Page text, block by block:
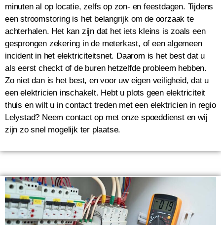
minuten al op locatie, zelfs op zon- en feestdagen. Tijdens
een stroomstoring is het belangrijk om de oorzaak te
achterhalen. Het kan zijn dat het iets kleins is zoals een
gesprongen zekering in de meterkast, of een algemeen
incident in het elektriciteitsnet. Daarom is het best dat u
als eerst checkt of de buren hetzelfde probleem hebben.
Zo niet dan is het best, en voor uw eigen veiligheid, dat u
een elektricien inschakelt. Hebt u plots geen elektriciteit
thuis en wilt u in contact treden met een elektricien in regio
Lelystad? Neem contact op met onze spoeddienst en wij
zijn zo snel mogelijk ter plaatse.